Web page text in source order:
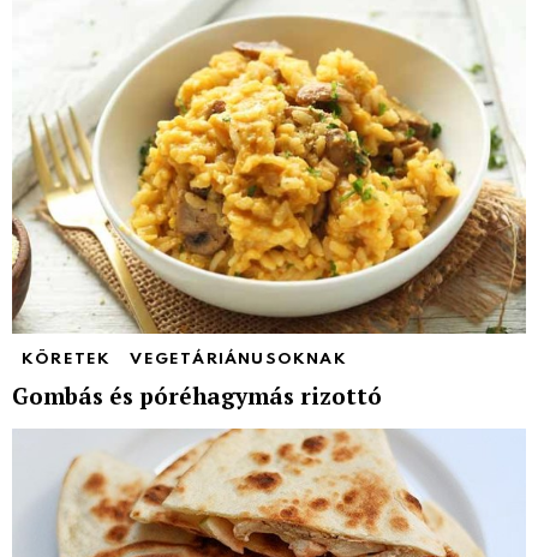
KÖRETEK VEGETÁRIÁNUSOKNAK
Gombás és póréhagymás rizottó